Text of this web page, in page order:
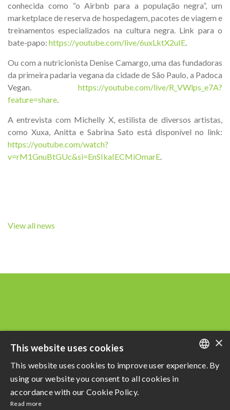
conhecida como “o Airbnb para a população negra”, um
marketplace de reserva de hospedagem, pacotes de viagem e
treinamentos especializados na cultura negra. Link para o
bate-papo: https://youtube.com/live/6uxLktX2uIE.
Ou com a nutricionista Denise Camargo, uma das fundadoras
da primeira padaria vegana da cidade de São Paulo, a Padoca
Vegan. https://youtube.com/live/R_VWlps_e7A?
feature=share.
A entrevista com Michelly X, estilista de diversos artistas,
como Xuxa, Anitta e Sabrina Sato está disponível no link:
https://youtube.com/watch?
v=rM1GnuBtGUc&si=EnSIkaIECMiOmarE.
View all news
Razão Social: Açucareira Quatá S.A
CNPJ da Matriz: 60.855.574/0001-73
PORTUGUESE
×
This website uses cookies
This website uses cookies to improve user experience. By
using our website you consent to all cookies in
accordance with our Cookie Policy.
Read more